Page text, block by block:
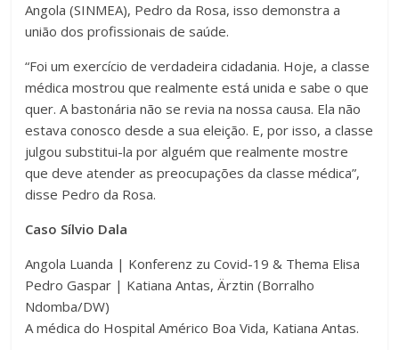
Angola (SINMEA), Pedro da Rosa, isso demonstra a
união dos profissionais de saúde.
“Foi um exercício de verdadeira cidadania. Hoje, a classe
médica mostrou que realmente está unida e sabe o que
quer. A bastonária não se revia na nossa causa. Ela não
estava conosco desde a sua eleição. E, por isso, a classe
julgou substitui-la por alguém que realmente mostre
que deve atender as preocupações da classe médica”,
disse Pedro da Rosa.
Caso Sílvio Dala
Angola Luanda | Konferenz zu Covid-19 & Thema Elisa
Pedro Gaspar | Katiana Antas, Ärztin (Borralho
Ndomba/DW)
A médica do Hospital Américo Boa Vida, Katiana Antas.